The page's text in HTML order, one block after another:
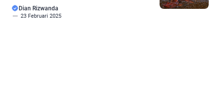
Dian Rizwanda
23 Februari 2025